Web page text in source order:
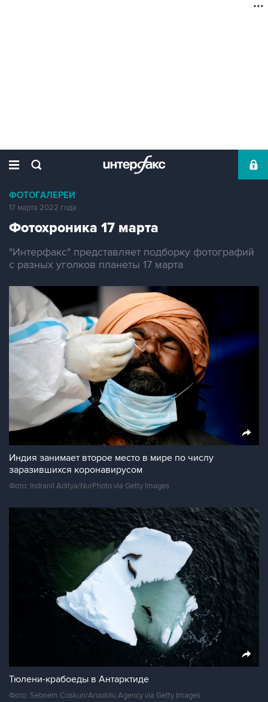
ФОТОГАЛЕРЕИ
17 марта 2022 года
Фотохроника 17 марта
"Интерфакс" представляет подборку фотографий
с разных уголков планеты 17 марта
Индия занимает второе место в мире по числу
заразившихся коронавирусом
Фото: Indranil Aditya/NurPhoto via Getty Images
Тюлени-крабоеды в Антарктиде
Фото: Sebnem Coskun/Anadolu Agency via Getty Images